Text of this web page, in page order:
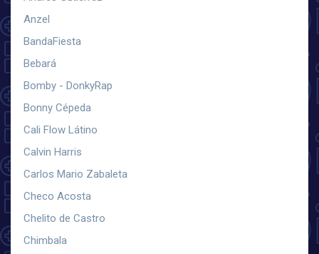
Anzel
BandaFiesta
Bebará
Bomby - DonkyRap
Bonny Cépeda
Cali Flow Látino
Calvin Harris
Carlos Mario Zabaleta
Checo Acosta
Chelito de Castro
Chimbala